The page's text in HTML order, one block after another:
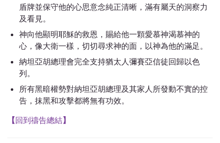
盾牌並保守他的心思意念純正清晰，滿有屬天的洞察力
及看見。
神向他顯明耶穌的救恩，賜給他一顆愛慕神渴慕神的
心，像大衛一樣，切切尋求神的面，以神為他的滿足。
納坦亞胡總理會完全支持猶太人彌賽亞信徒回歸以色
列。
所有黑暗權勢對納坦亞胡總理及其家人所發動不實的控
告，抹黑和攻擊都將無有功效。
【回到禱告總結】